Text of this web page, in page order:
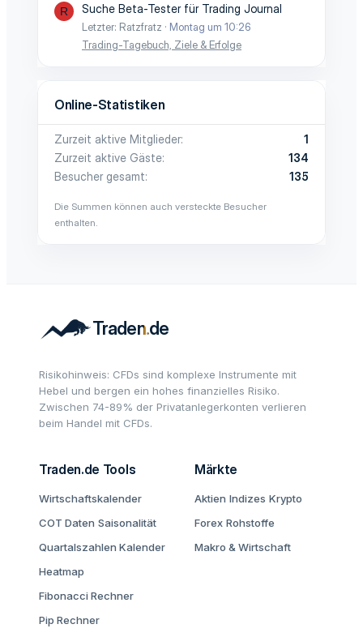
R Suche Beta-Tester für Trading Journal
Letzter: Ratzfratz
Montag um 10:26
Trading-Tagebuch, Ziele & Erfolge
Online-Statistiken
Zurzeit aktive Mitglieder
1
Zurzeit aktive Gäste
134
Besucher gesamt
135
Die Summen können auch versteckte Besucher
enthalten.
Risikohinweis: CFDs sind komplexe Instrumente mit
Hebel und bergen ein hohes finanzielles Risiko.
Zwischen 74-89% der Privatanlegerkonten verlieren
beim Handel mit CFDs.
Traden.de Tools
Wirtschaftskalender
COT Daten Saisonalität
Quartalszahlen Kalender
Heatmap
Fibonacci Rechner
Pip Rechner
Märkte
Aktien Indizes Krypto
Forex Rohstoffe
Makro & Wirtschaft